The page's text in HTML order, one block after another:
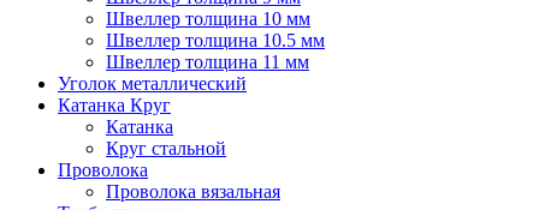
Швеллер толщина 10 мм
Швеллер толщина 10.5 мм
Швеллер толщина 11 мм
Уголок металлический
Катанка Круг
Катанка
Круг стальной
Проволока
Проволока вязальная